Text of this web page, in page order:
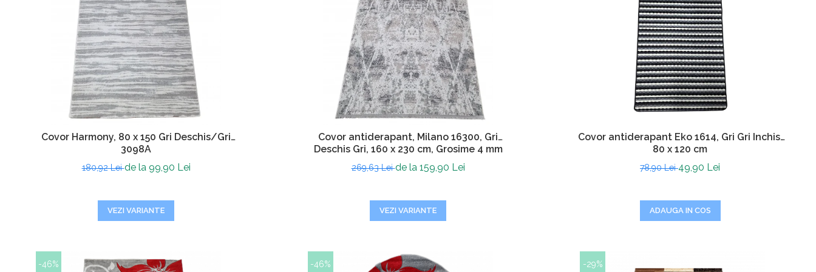
Covor Harmony, 80 x 150 Gri Deschis/Gri
3098A
180,92 Leide la 99,90 Lei
VEZI VARIANTE
Covor antiderapant, Milano 16300, Gri
Deschis Gri, 160 x 230 cm, Grosime 4 mm
269,63 Leide la 159,90 Lei
VEZI VARIANTE
Covor antiderapant Eko 1614, Gri Gri Inchis,
80 x 120 cm
78,90 Lei49,90 Lei
ADAUGA IN COS
-46% -46% -29%